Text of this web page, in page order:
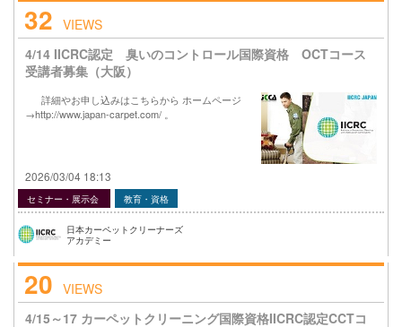
32 VIEWS
4/14 IICRC認定 臭いのコントロール国際資格 OCTコース
受講者募集（大阪）
詳細やお申し込みはこちらから ホームページ
→http://www.japan-carpet.com/ 。
2026/03/04 18:13
セミナー・展示会 教育・資格
日本カーペットクリーナーズ
アカデミー
20 VIEWS
4/15～17 カーペットクリーニング国際資格IICRC認定CCTコ